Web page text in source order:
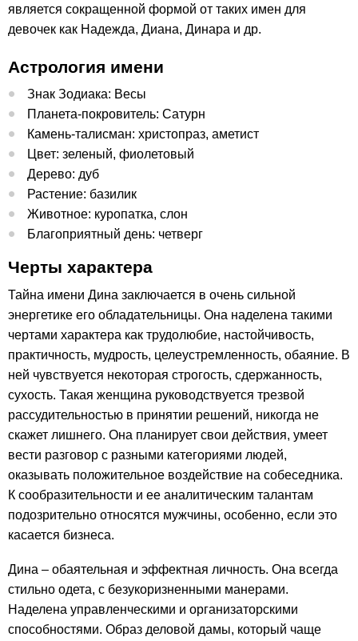
является сокращенной формой от таких имен для
девочек как Надежда, Диана, Динара и др.
Астрология имени
Знак Зодиака: Весы
Планета-покровитель: Сатурн
Камень-талисман: христопраз, аметист
Цвет: зеленый, фиолетовый
Дерево: дуб
Растение: базилик
Животное: куропатка, слон
Благоприятный день: четверг
Черты характера
Тайна имени Дина заключается в очень сильной
энергетике его обладательницы. Она наделена такими
чертами характера как трудолюбие, настойчивость,
практичность, мудрость, целеустремленность, обаяние. В
ней чувствуется некоторая строгость, сдержанность,
сухость. Такая женщина руководствуется трезвой
рассудительностью в принятии решений, никогда не
скажет лишнего. Она планирует свои действия, умеет
вести разговор с разными категориями людей,
оказывать положительное воздействие на собеседника.
К сообразительности и ее аналитическим талантам
подозрительно относятся мужчины, особенно, если это
касается бизнеса.
Дина – обаятельная и эффектная личность. Она всегда
стильно одета, с безукоризненными манерами.
Наделена управленческими и организаторскими
способностями. Образ деловой дамы, который чаще